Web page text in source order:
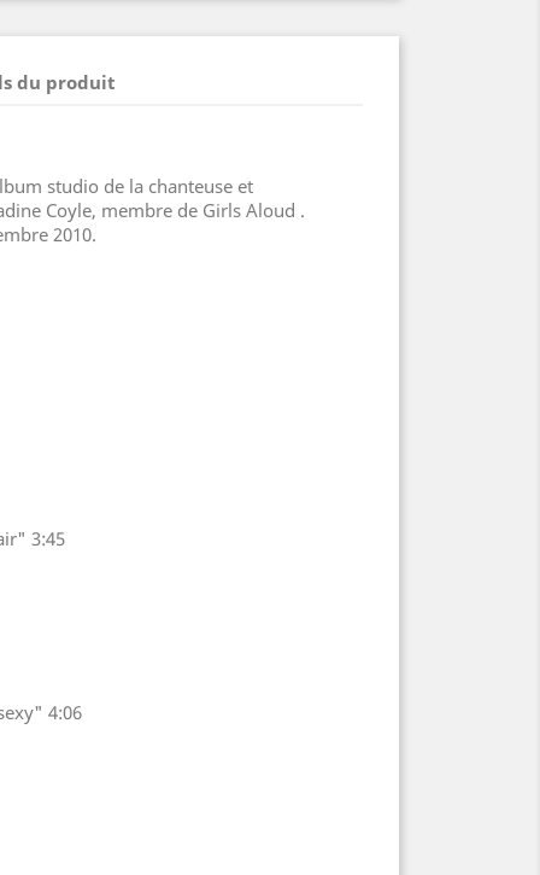
du produit
studio de la chanteuse et
Coyle, membre de Girls Aloud .
2010.
3:45
4:06